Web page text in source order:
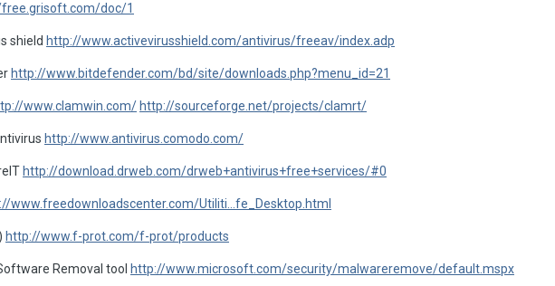
doc/1
shield http://www.activevirusshield.com/antivirus/freeav/index.adp
http://www.bitdefender.com/bd/site/downloads.php?menu_id=21
www.clamwin.com/ http://sourceforge.net/projects/clamrt/
http://www.antivirus.comodo.com/
http://download.drweb.com/drweb+antivirus+free+services/#0
www.freedownloadscenter.com/Utiliti...fe_Desktop.html
http://www.f-prot.com/f-prot/products
Removal tool http://www.microsoft.com/security/malwareremove/default.mspx